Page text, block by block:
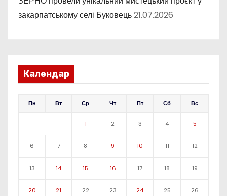
закарпатському селі Буковець21.07.2026
Календар
Пн Вт Ср Чт Пт Сб Вс
1 2 3 4 5
6 7 8 9 10 11 12
13 14 15 16 17 18 19
20 21 22 23 24 25 26